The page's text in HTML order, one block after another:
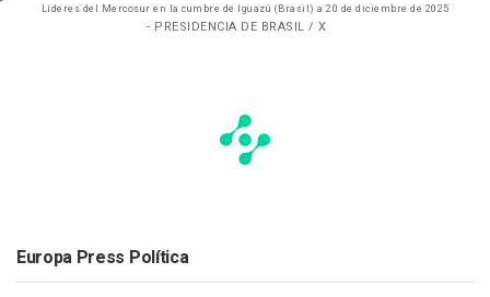
Líderes del Mercosur en la cumbre de Iguazú (Brasil) a 20 de diciembre de 2025
- PRESIDENCIA DE BRASIL / X
Europa Press Política